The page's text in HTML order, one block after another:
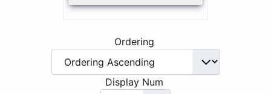
Ordering
Display Num